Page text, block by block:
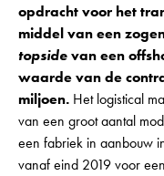
opdracht voor het
middel van een
topsidevan een
waarde van de
miljoen. Het logistical
van een groot aantal
een fabriek in aanbouw
vanaf eind 2019 voor